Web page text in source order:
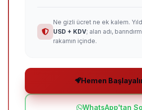
Ne gizli ücret ne ek kalem.
USD + KDV; alan adı,
rakamın içinde.
Hemen
WhatsApp'tan